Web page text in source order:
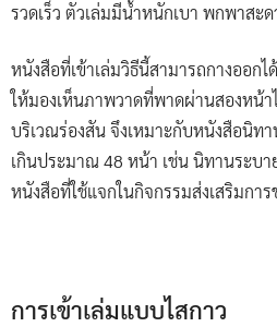
รวดเร็ว ตัวเล่มมีน้ำหนักเบา พกพาสะด
หนังสือที่เข้าเล่มวิธีนี้สามารถกางออก
ให้มองเห็นภาพวาดที่พาดผ่านสองหน้า
บริเวณร่องสัน จึงเหมาะกับหนังสือนิท
เกินประมาณ 48 หน้า เช่น นิทานระบ
หนังสือที่ใช้แจกในกิจกรรมส่งเสริมการ
การเข้าเล่มแบบไสกาว